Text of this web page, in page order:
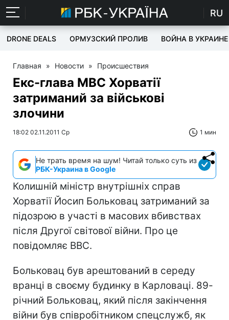
RU
DRONE DEALS ОРМУЗСКИЙ ПРОЛИВ ВОЙНА В УКРАИНЕ
Главная » Новости » Происшествия
Екс-глава МВС Хорватії
затриманий за військові
злочини
18:02 02.11.2011 Ср 1 мин
Не трать время на шум! Читай только суть из
РБК-Украина в Google
Колишній міністр внутрішніх справ
Хорватії Йосип Больковац затриманий за
підозрою в участі в масових вбивствах
після Другої світової війни. Про це
повідомляє ВВС.
Больковац був арештований в середу
вранці в своєму будинку в Карловаці. 89-
річний Больковац, який після закінчення
війни був співробітником спецслужб, як